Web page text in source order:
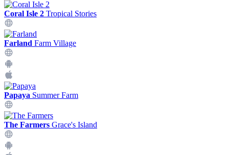
Coral Isle 2 Tropical Stories
Farland Farm Village
Papaya Summer Farm
The Farmers Grace's Island